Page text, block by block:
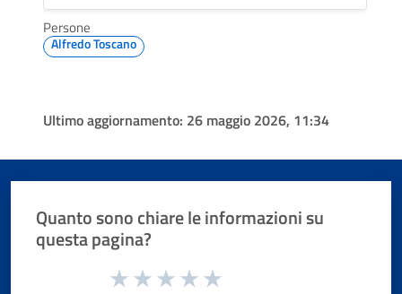
Persone
Alfredo Toscano
Ultimo aggiornamento: 26 maggio 2026, 11:34
Quanto sono chiare le informazioni su
questa pagina?
Valuta da 1 a 5 stelle la pagina